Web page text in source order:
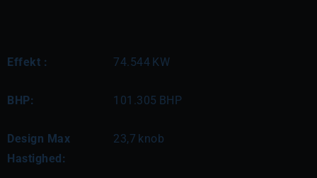
Effekt : 74.544 KW
BHP: 101.305 BHP
Design Max
Hastighed:
23,7 knob